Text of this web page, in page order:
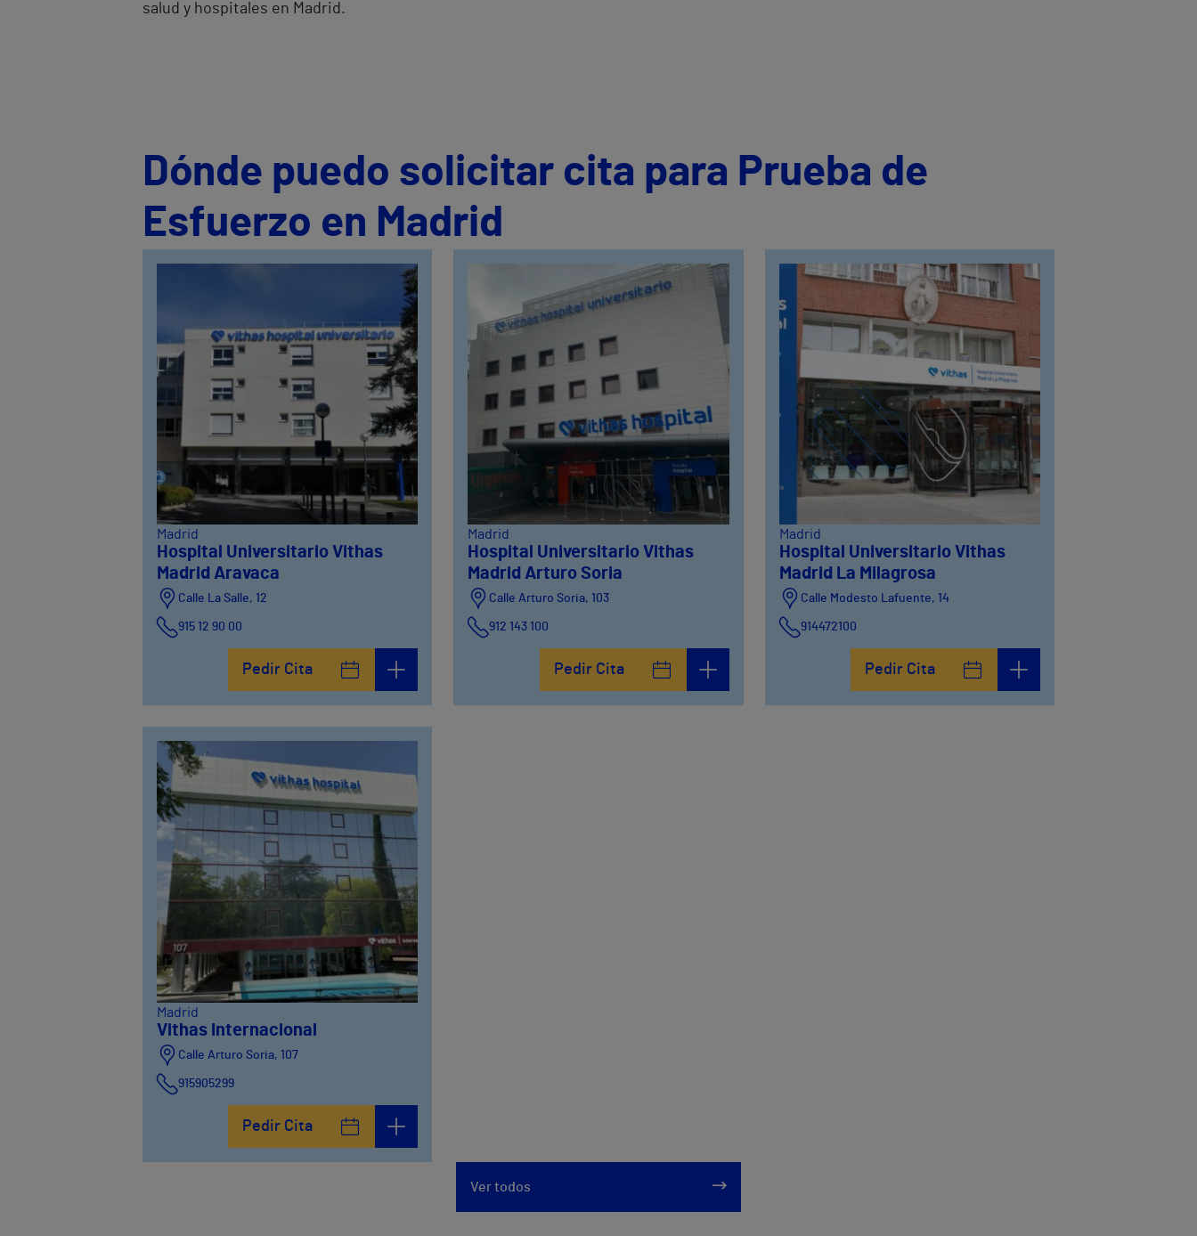
salud y hospitales en Madrid.
Dónde puedo solicitar cita para Prueba de
Esfuerzo en Madrid
Madrid
Hospital Universitario Vithas
Madrid Aravaca
Calle La Salle, 12
915 12 90 00
Pedir Cita
Madrid
Hospital Universitario Vithas
Madrid Arturo Soria
Calle Arturo Soria, 103
912 143 100
Pedir Cita
Madrid
Hospital Universitario Vithas
Madrid La Milagrosa
Calle Modesto Lafuente, 14
914472100
Pedir Cita
Madrid
Vithas Internacional
Calle Arturo Soria, 107
915905299
Pedir Cita
Ver todos